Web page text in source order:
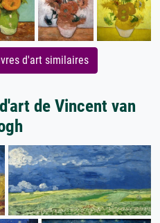
d'art similaires
de Vincent van